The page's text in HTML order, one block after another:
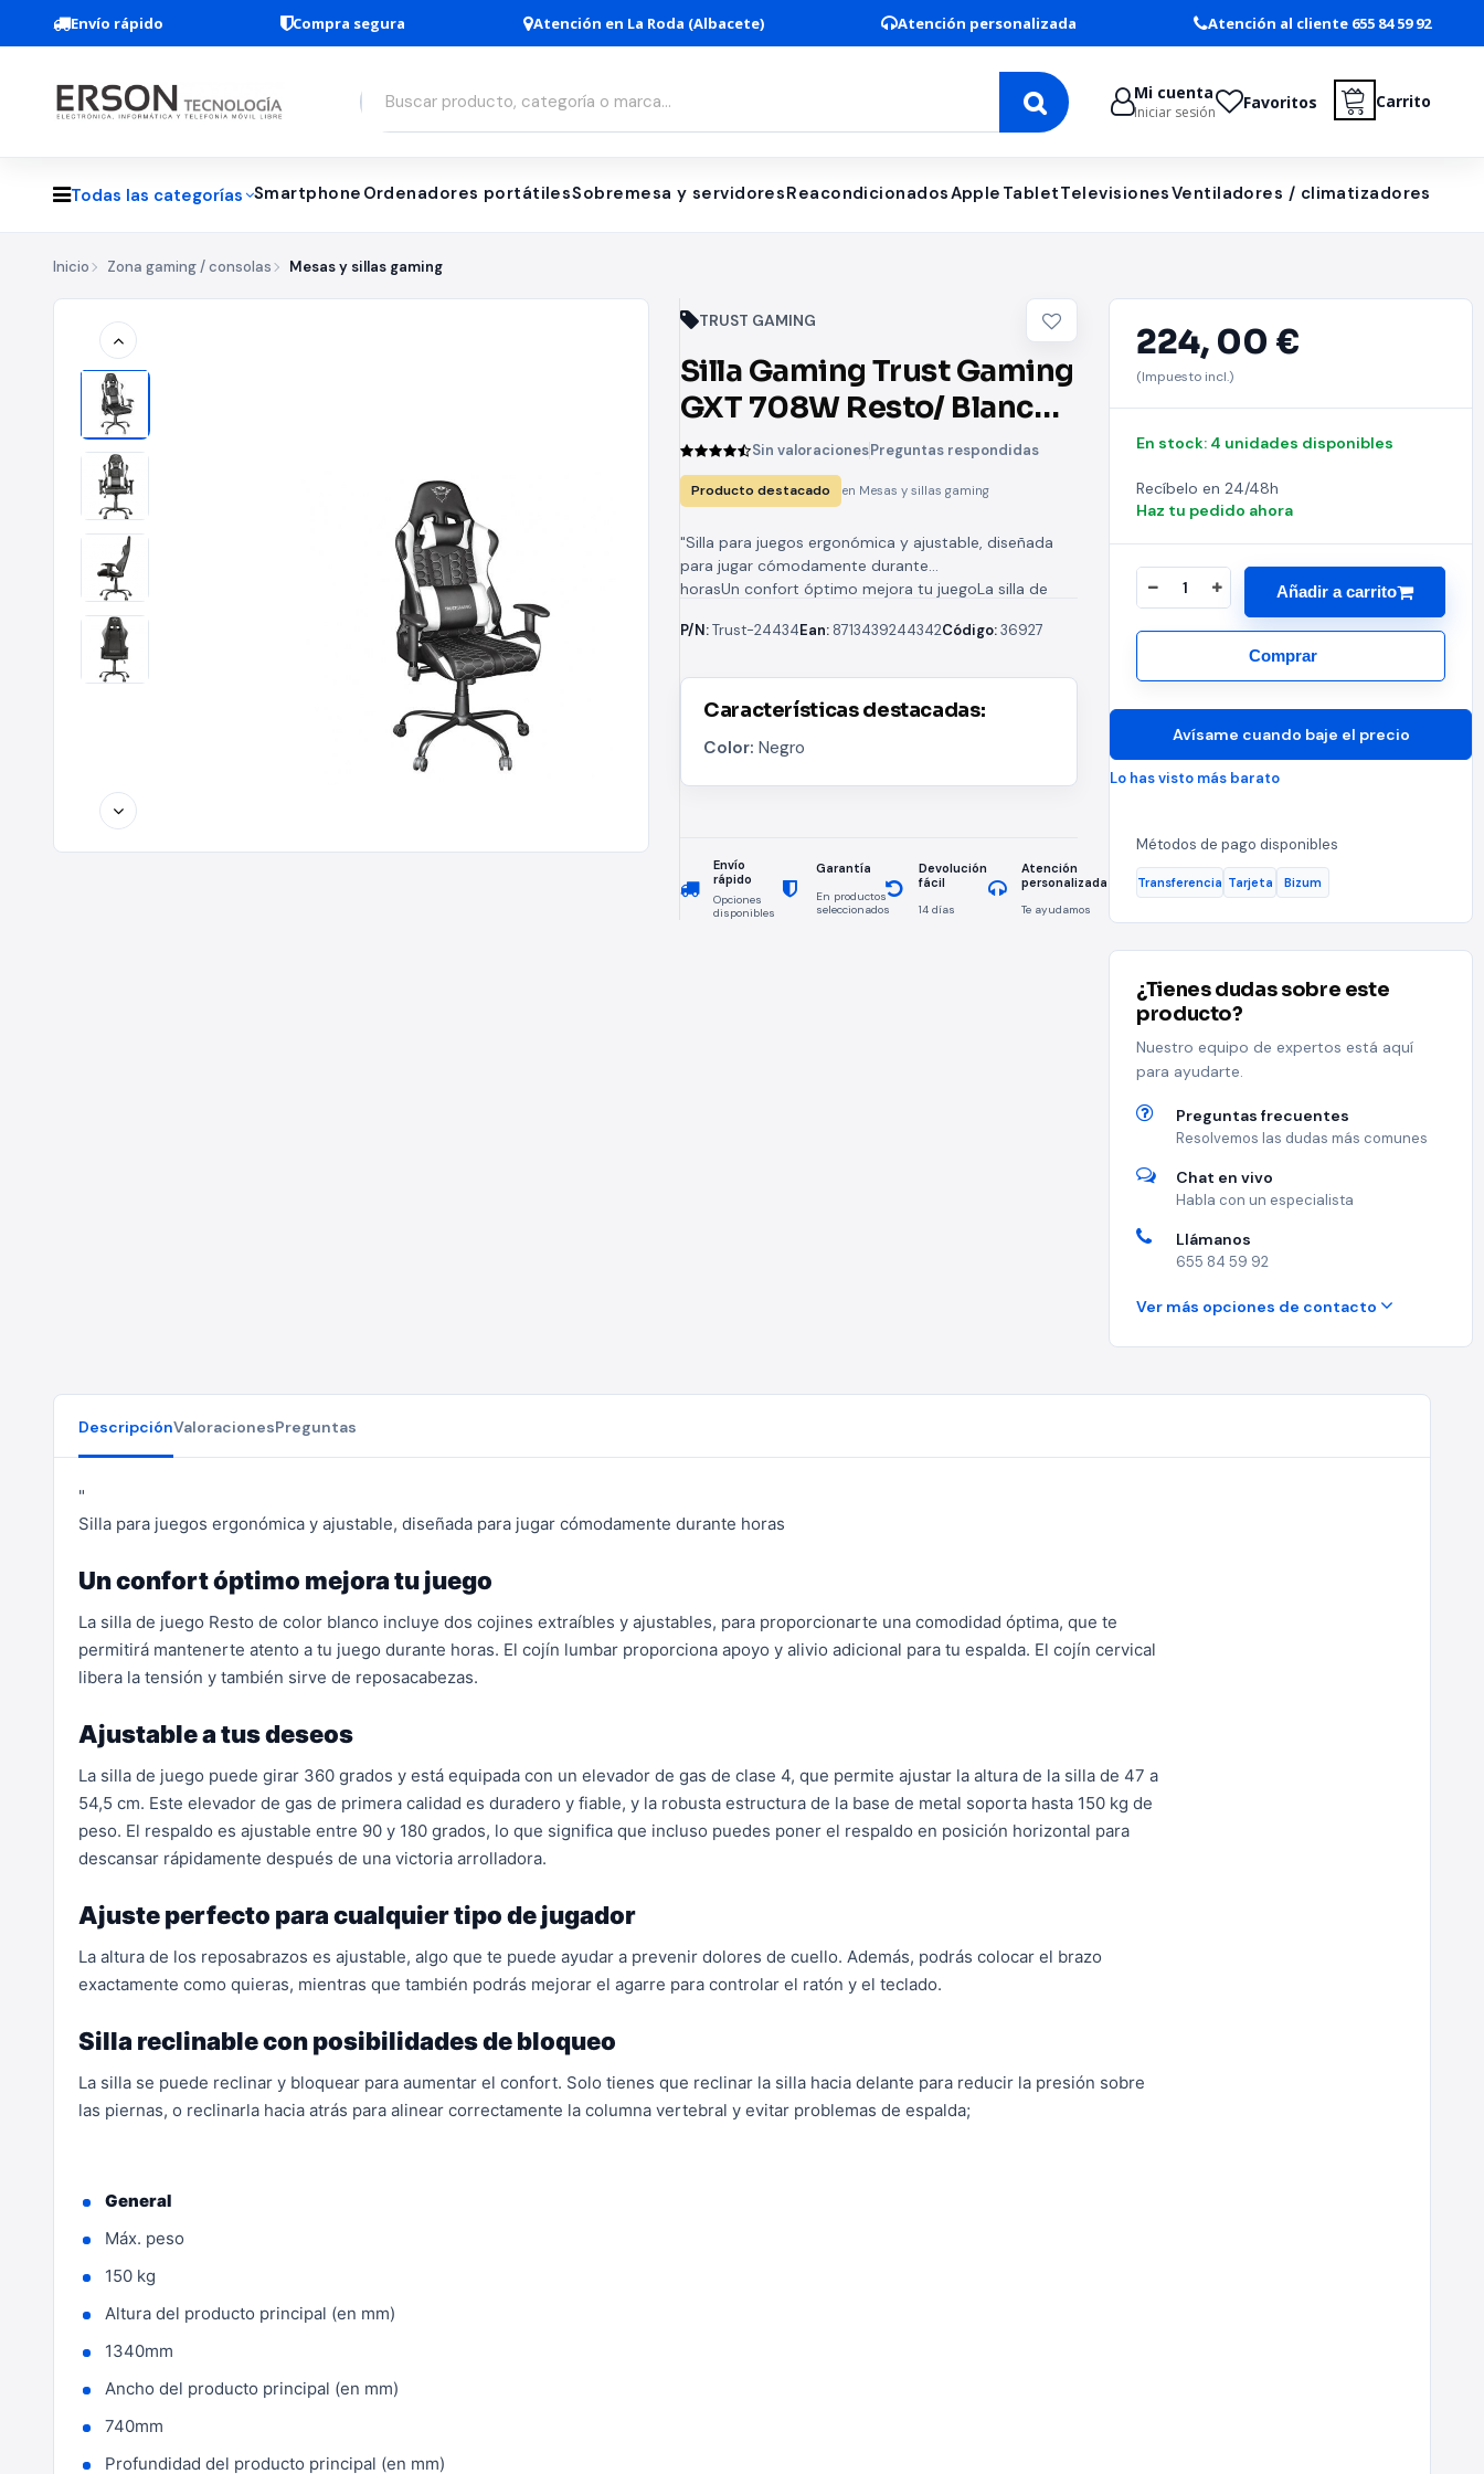
Envío rápido Compra segura Atención en La Roda (Albacete) Atención personalizada Atención al cliente 655 84 59 92
Mi cuenta
Iniciar sesión Favoritos Carrito
Todas las categorías Smartphone Ordenadores portátilesSobremesa y servidoresReacondicionadosApple TabletTelevisionesVentiladores / climatizadores
Inicio Zona gaming / consolas Mesas y sillas gaming
TRUST GAMING
Silla Gaming Trust Gaming
GXT 708W Resto/ Blanco y
NegroSin valoracionesPreguntas respondidas
Producto destacado en Mesas y sillas gaming
"Silla para juegos ergonómica y ajustable, diseñada
para jugar cómodamente durante
horasUn confort óptimo mejora tu juegoLa silla de
extraíbles y ajustables, para proporcionarte una...
P/N:Trust-24434Ean: 8713439244342Código:36927
Características destacadas:
Color: Negro
Envío
rápido
Opciones
disponibles
Garantía
En productos
seleccionados
Devolución
fácil
14 días
Atención
personalizada
Te ayudamos
224, 00 €
(Impuesto incl.)
En stock: 4 unidades disponibles
Recíbelo en 24/48h
Haz tu pedido ahora
Añadir a carrito
Comprar
Avísame cuando baje el precio
Lo has visto más barato
Métodos de pago disponibles
Transferencia Tarjeta Bizum
¿Tienes dudas sobre este
producto?
Nuestro equipo de expertos está aquí
para ayudarte.
Preguntas frecuentes
Resolvemos las dudas más comunes
Chat en vivo
Habla con un especialista
Llámanos
655 84 59 92
Ver más opciones de contacto
DescripciónValoracionesPreguntas
"
Silla para juegos ergonómica y ajustable, diseñada para jugar cómodamente durante horas
Un confort óptimo mejora tu juego
La silla de juego Resto de color blanco incluye dos cojines extraíbles y ajustables, para proporcionarte una comodidad óptima, que te
permitirá mantenerte atento a tu juego durante horas. El cojín lumbar proporciona apoyo y alivio adicional para tu espalda. El cojín cervical
libera la tensión y también sirve de reposacabezas.
Ajustable a tus deseos
La silla de juego puede girar 360 grados y está equipada con un elevador de gas de clase 4, que permite ajustar la altura de la silla de 47 a
54,5 cm. Este elevador de gas de primera calidad es duradero y fiable, y la robusta estructura de la base de metal soporta hasta 150 kg de
peso. El respaldo es ajustable entre 90 y 180 grados, lo que significa que incluso puedes poner el respaldo en posición horizontal para
descansar rápidamente después de una victoria arrolladora.
Ajuste perfecto para cualquier tipo de jugador
La altura de los reposabrazos es ajustable, algo que te puede ayudar a prevenir dolores de cuello. Además, podrás colocar el brazo
exactamente como quieras, mientras que también podrás mejorar el agarre para controlar el ratón y el teclado.
Silla reclinable con posibilidades de bloqueo
La silla se puede reclinar y bloquear para aumentar el confort. Solo tienes que reclinar la silla hacia delante para reducir la presión sobre
las piernas, o reclinarla hacia atrás para alinear correctamente la columna vertebral y evitar problemas de espalda;
General
Máx. peso
150 kg
Altura del producto principal (en mm)
1340mm
Ancho del producto principal (en mm)
740mm
Profundidad del producto principal (en mm)